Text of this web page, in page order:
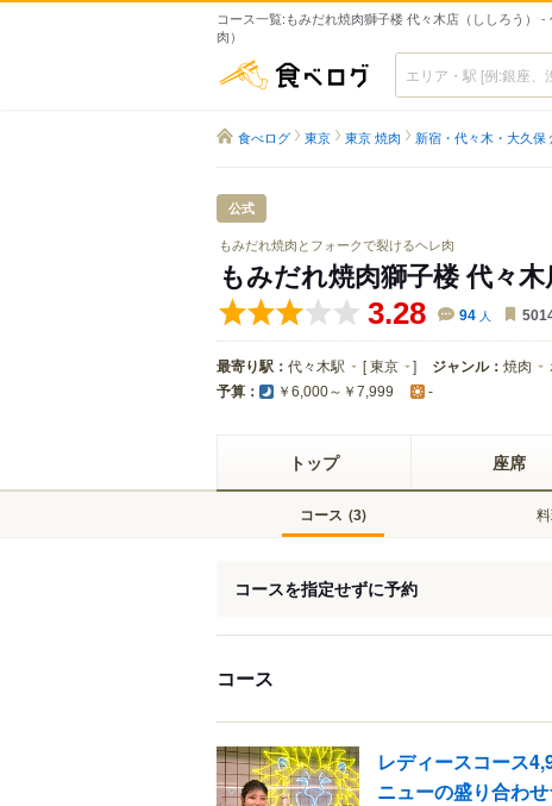
コース一覧:もみだれ焼肉獅子楼 代々木店（ししろう） -
肉）
食べログ
食べログ 東京 東京 焼肉 新宿・代々木・大久保
公式
もみだれ焼肉とフォークで裂けるヘレ肉
もみだれ焼肉獅子楼 代々木
3.28 94 人
最寄り駅： 代々木駅 [東京 ] ジャンル： 焼肉
予算： ￥6,000～￥7,999 -
トップ 座席
コース (3)
コースを指定せずに予約
コース
レディースコース
ニューの盛り合わ